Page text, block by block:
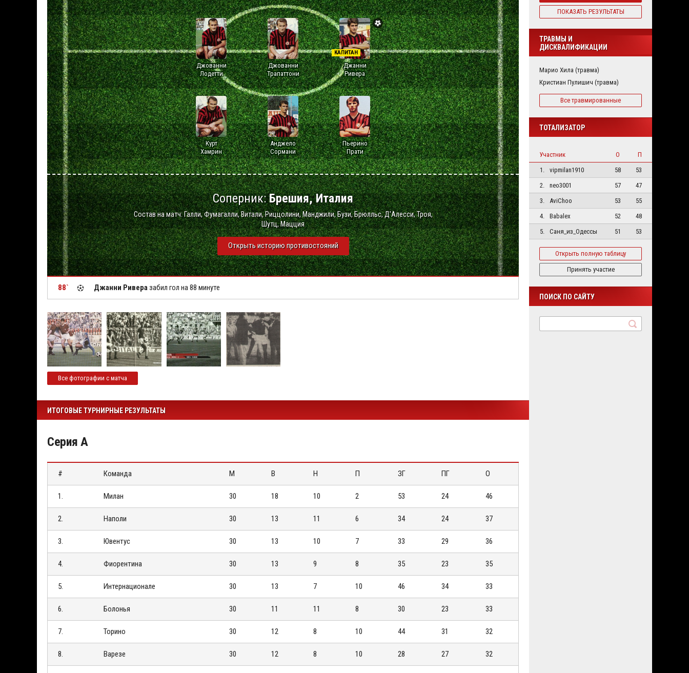
Джованни
Лодетти
Джованни
Трапаттони
КАПИТАН
Джанни
Ривера
Курт
Хамрин
Анджело
Сормани
Пьерино
Прати
Соперник:Брешия, Италия
Состав на матч: Галли, Фумагалли, Витали, Риццолини, Манджили, Бузи, Брюлльс, Д'Алесси, Троя,
Шутц, Мацция
Открыть историю противостояний
88` Джанни Риверазабил гол на 88 минуте
Все фотографии с матча
ИТОГОВЫЕ ТУРНИРНЫЕ РЕЗУЛЬТАТЫ
Серия А
# Команда М В Н П ЗГ ПГ О
1. Милан 30 18 10 2 53 24 46
2. Наполи 30 13 11 6 34 24 37
3. Ювентус 30 13 10 7 33 29 36
4. Фиорентина 30 13 9 8 35 23 35
5. Интернационале 30 13 7 10 46 34 33
6. Болонья 30 11 11 8 30 23 33
7. Торино 30 12 8 10 44 31 32
8. Варезе 30 12 8 10 28 27 32
ПОКАЗАТЬ РЕЗУЛЬТАТЫ
ТРАВМЫ И
ДИСКВАЛИФИКАЦИИ
Марио Хила (травма)
Кристиан Пулишич (травма)
Все травмированные
ТОТАЛИЗАТОР
Участник О
П
1.
vipmilan1910 58
53
2.
neo3001 57
47
3.
AviChoo 53
55
4.
Babalex 52
48
5.
Саня_из_Одессы 51 53
Открыть полную таблицу
Принять участие
ПОИСК ПО САЙТУ